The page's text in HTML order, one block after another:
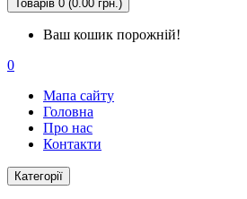
Товарів 0 (0.00 грн.)
Ваш кошик порожній!
0
Мапа сайту
Головна
Про нас
Контакти
Категорії